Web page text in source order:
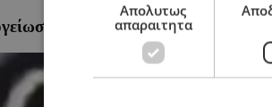
και τη συντριβή του
Απολυτως
απαραιτητα